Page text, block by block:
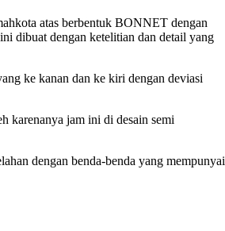
atas berbentuk BONNET dengan
dibuat dengan ketelitian dan detail yang
ke kanan dan ke kiri dengan deviasi
karenanya jam ini di desain semi
dengan benda-benda yang mempunyai